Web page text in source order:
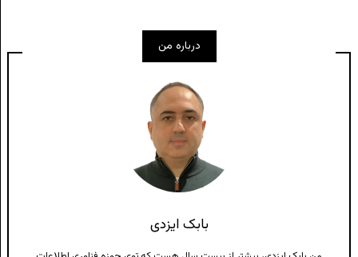
درباره من
بابک ایزدی